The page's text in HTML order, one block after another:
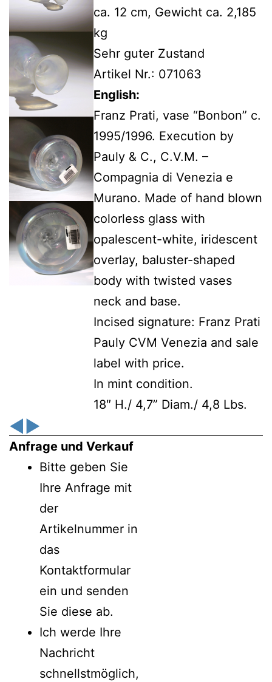
ca. 12 cm, Gewicht ca. 2,185
kg
Sehr guter Zustand
Artikel Nr.: 071063
English:
Franz Prati, vase “Bonbon” c.
1995/1996. Execution by
Pauly & C., C.V.M. –
Compagnia di Venezia e
Murano. Made of hand blown
colorless glass with
opalescent-white, iridescent
overlay, baluster-shaped
body with twisted vases
neck and base.
Incised signature: Franz Prati
Pauly CVM Venezia and sale
label with price.
In mint condition.
18″ H./ 4,7” Diam./ 4,8 Lbs.
◀▶
Anfrage und Verkauf
Bitte geben Sie
Ihre Anfrage mit
der
Artikelnummer in
das
Kontaktformular
ein und senden
Sie diese ab.
Ich werde Ihre
Nachricht
schnellstmöglich,